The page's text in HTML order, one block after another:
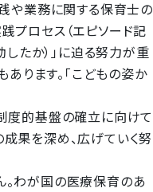
や業務に関する保育士の
プロセス（エピソード記
たか）」に迫る努力が重
ります。「こどもの姿か
度的基盤の確立に向けて
果を深め、広げていく努
わが国の医療保育のあ